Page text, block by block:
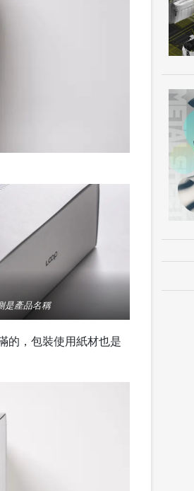
是產品名稱
的，包裝使用紙材也是